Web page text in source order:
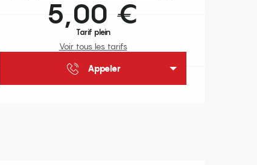
5,00 €
Tarif plein
Voir tous les tarifs
Appeler